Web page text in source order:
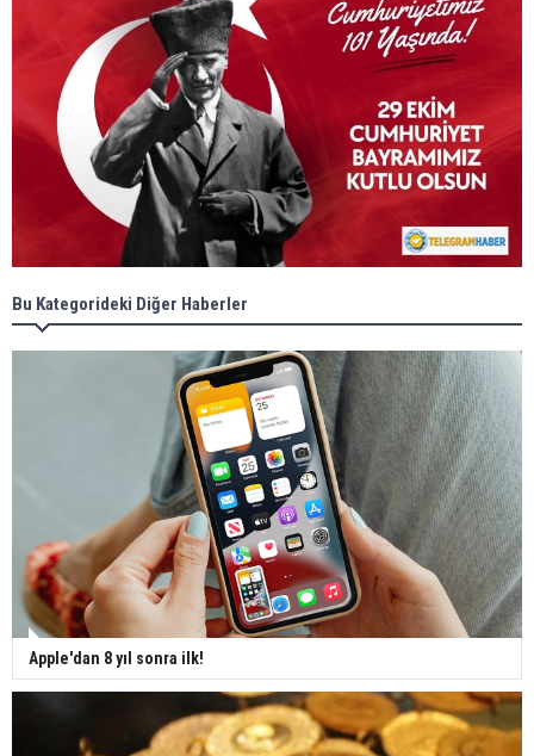
Bu Kategorideki Diğer Haberler
Apple'dan 8 yıl sonra ilk!